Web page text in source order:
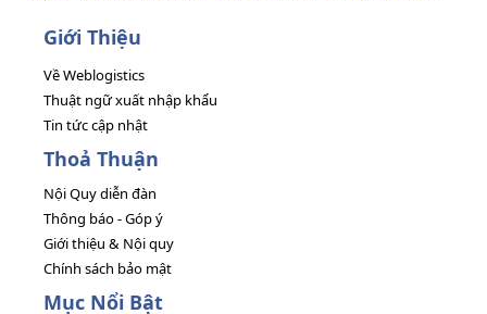
Giới Thiệu
Về Weblogistics
Thuật ngữ xuất nhập khẩu
Tin tức cập nhật
Thoả Thuận
Nội Quy diễn đàn
Thông báo - Góp ý
Giới thiệu & Nội quy
Chính sách bảo mật
Mục Nổi Bật